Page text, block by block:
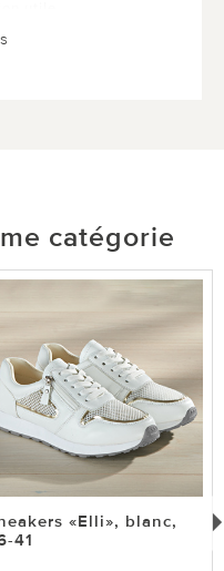
catégorie
«Elli», blanc,
41